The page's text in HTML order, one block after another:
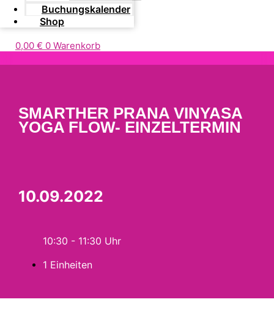
Buchungskalender
Shop
0,00 € 0 Warenkorb
SMARTHER PRANA VINYASA
YOGA FLOW- EINZELTERMIN
10.09.2022
10:30 - 11:30
1 Einheiten